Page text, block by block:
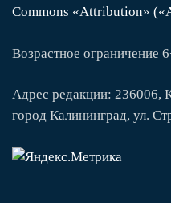
Commons «Attribution»
Возрастное ограничение
Адрес редакции: 236006,
город Калининград, ул.